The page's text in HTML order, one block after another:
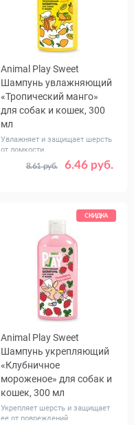
Animal Play Sweet
Шампунь увлажняющий
«Тропический манго»
для собак и кошек, 300
мл
Увлажняет и защищает шерсть
от ломкости
6.46 руб.
8.61 руб.
СКИДКА
Animal Play Sweet
Шампунь укрепляющий
«Клубничное
мороженое» для собак и
кошек, 300 мл
Укрепляет шерсть и защищает
ее от повреждений